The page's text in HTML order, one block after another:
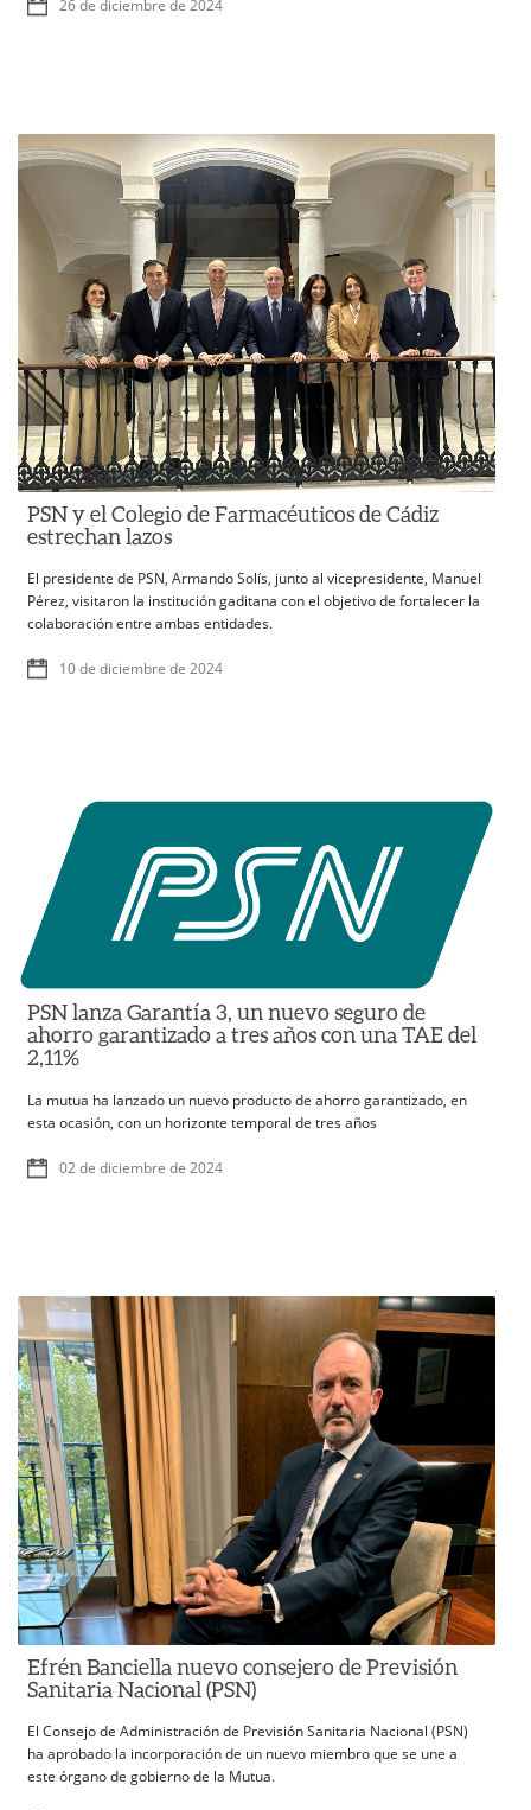
26 de diciembre de 2024
PSN y el Colegio de Farmacéuticos de Cádiz
estrechan lazos
El presidente de PSN, Armando Solís, junto al vicepresidente, Manuel
Pérez, visitaron la institución gaditana con el objetivo de fortalecer la
colaboración entre ambas entidades.
10 de diciembre de 2024
PSN lanza Garantía 3, un nuevo seguro de
ahorro garantizado a tres años con una TAE del
2,11%
La mutua ha lanzado un nuevo producto de ahorro garantizado, en
esta ocasión, con un horizonte temporal de tres años
02 de diciembre de 2024
Efrén Banciella nuevo consejero de Previsión
Sanitaria Nacional (PSN)
El Consejo de Administración de Previsión Sanitaria Nacional (PSN)
ha aprobado la incorporación de un nuevo miembro que se une a
este órgano de gobierno de la Mutua.